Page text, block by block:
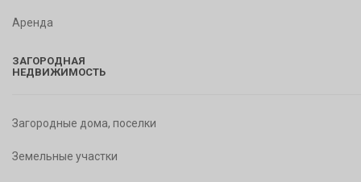
Аренда
ЗАГОРОДНАЯ
НЕДВИЖИМОСТЬ
Загородные дома, поселки
Земельные участки